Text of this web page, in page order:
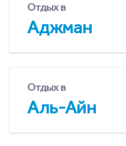
Отдых в
Аджман
Отдых в
Аль-Айн